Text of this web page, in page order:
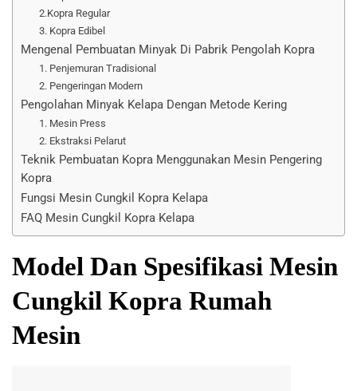
2.Kopra Regular
3. Kopra Edibel
Mengenal Pembuatan Minyak Di Pabrik Pengolah Kopra
1. Penjemuran Tradisional
2. Pengeringan Modern
Pengolahan Minyak Kelapa Dengan Metode Kering
1. Mesin Press
2. Ekstraksi Pelarut
Teknik Pembuatan Kopra Menggunakan Mesin Pengering
Kopra
Fungsi Mesin Cungkil Kopra Kelapa
FAQ Mesin Cungkil Kopra Kelapa
Model Dan Spesifikasi Mesin
Cungkil Kopra Rumah
Mesin